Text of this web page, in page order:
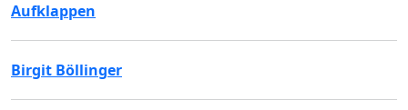
Aufklappen
Birgit Böllinger